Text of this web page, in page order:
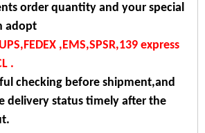
order quantity and your special
adopt
,EMS,SPSR,139 express
.
checking before shipment,and
delivery status timely after the